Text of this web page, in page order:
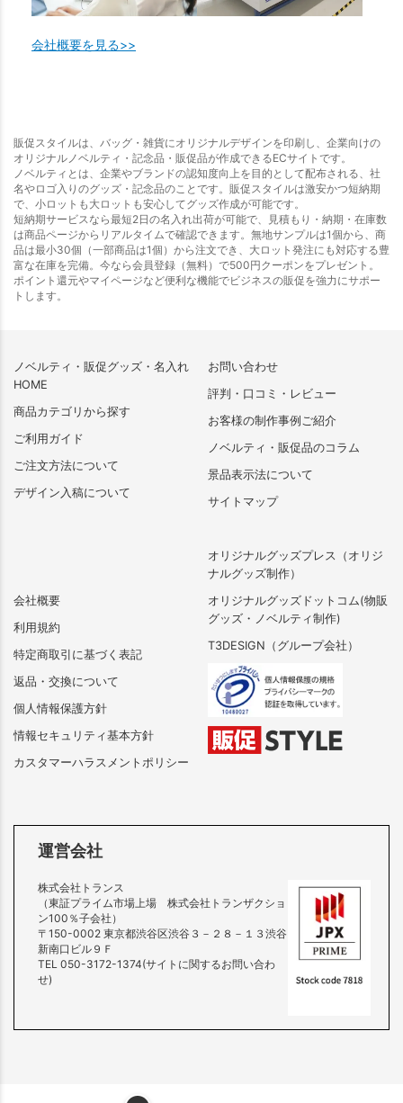
会社概要を見る>>
販促スタイルは、バッグ・雑貨にオリジナルデザインを印刷し、企業向けの
オリジナルノベルティ・記念品・販促品が作成できるECサイトです。
ノベルティとは、企業やブランドの認知度向上を目的として配布される、社
名やロゴ入りのグッズ・記念品のことです。販促スタイルは激安かつ短納期
で、小ロットも大ロットも安心してグッズ作成が可能です。
短納期サービスなら最短2日の名入れ出荷が可能で、見積もり・納期・在庫数
は商品ページからリアルタイムで確認できます。無地サンプルは1個から、商
品は最小30個（一部商品は1個）から注文でき、大ロット発注にも対応する豊
富な在庫を完備。今なら会員登録（無料）で500円クーポンをプレゼント。
ポイント還元やマイページなど便利な機能でビジネスの販促を強力にサポー
トします。
ノベルティ・販促グッズ・名入れ
HOME
商品カテゴリから探す
ご利用ガイド
ご注文方法について
デザイン入稿について
会社概要
利用規約
特定商取引に基づく表記
返品・交換について
個人情報保護方針
情報セキュリティ基本方針
カスタマーハラスメントポリシー
お問い合わせ
評判・口コミ・レビュー
お客様の制作事例ご紹介
ノベルティ・販促品のコラム
景品表示法について
サイトマップ
オリジナルグッズプレス（オリジ
ナルグッズ制作）
オリジナルグッズドットコム(物販
グッズ・ノベルティ制作)
T3DESIGN（グループ会社）
運営会社
株式会社トランス
（東証プライム市場上場 株式会社トランザクショ
ン100％子会社）
〒150-0002 東京都渋谷区渋谷３－２８－１３渋谷
新南口ビル９Ｆ
TEL 050-3172-1374(サイトに関するお問い合わ
せ)